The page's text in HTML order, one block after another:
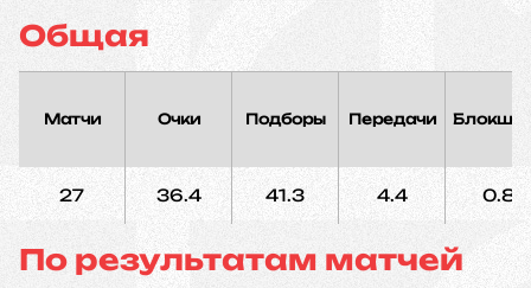
Общая
Матчи Очки Подборы Передачи
27 36.4 41.3 4.4 0.8
По результатам матчей